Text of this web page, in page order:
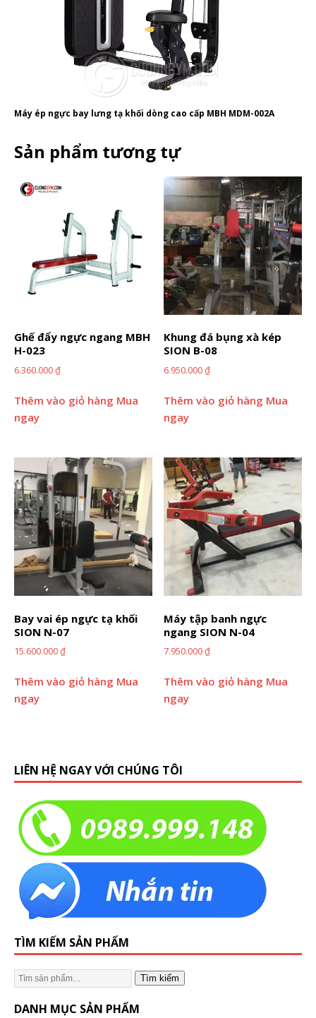
Máy ép ngực bay lưng tạ khối dòng cao cấp MBH MDM-002A
Sản phẩm tương tự
Ghế đẩy ngực ngang MBH
H-023
6.360.000₫
Thêm vào giỏ hàng Mua
ngay
Khung đá bụng xà kép
SION B-08
6.950.000₫
Thêm vào giỏ hàng Mua
ngay
Bay vai ép ngực tạ khối
SION N-07
15.600.000₫
Thêm vào giỏ hàng Mua
ngay
Máy tập banh ngực
ngang SION N-04
7.950.000₫
Thêm vào giỏ hàng Mua
ngay
LIÊN HỆ NGAY VỚI CHÚNG TÔI
TÌM KIẾM SẢN PHẨM
Tìm kiếm
DANH MỤC SẢN PHẨM